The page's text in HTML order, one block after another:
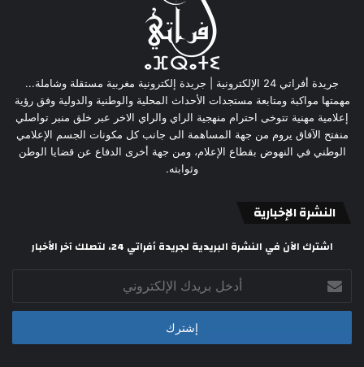
جريدة أفراتي 24 الإلكترونية | جريدة إلكترونية مغربية مستقلة وشاملة...
مهمتها مواكبة ومتابعة مستجدات الأحداث المحلية والوطنية والدولية وفق رؤية
إعلامية مهنية تتوخى احترام منهجية الراي والراي الاخر عبر خلق منبر تواصلي
منفتح الآفاق يروم من جهة المساهمة الى جانب كل مكونات الجسم الإعلامي
الوطني في النهوض بقطاع الإعلام، ومن جهة أخرى الدفاع عن قضايا الوطن
وثوابته.
النشرة الإخبارية
اشترك الآن في النشرة البريدية لجريدة أفراتي 24، لتصلك آخر الأخبار
بريدك
الإلكتروني